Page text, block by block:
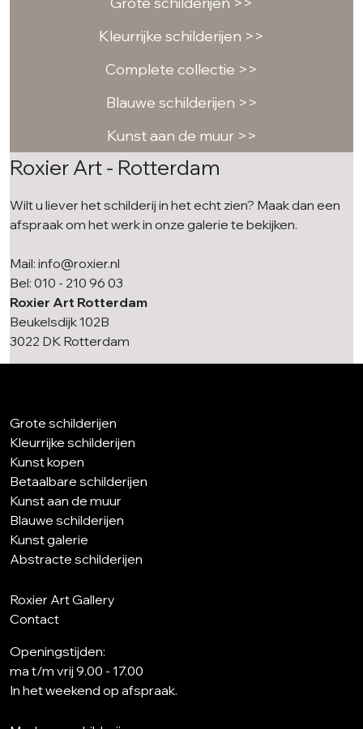
Kleurrijke schilderijen >>
Complete collectie >>
Blauwe schilderijen >>
Kunst aan de muur >>
Roxier Art - Rotterdam
Wilt u liever het schilderij in het echt zien? Maak dan een
afspraak om het werk in onze galerie te bekijken.
Mail: info@roxier.nl
Bel: 010 - 210 96 03
Roxier Art Rotterdam
Beukelsdijk 102B
3022 DK Rotterdam
Grote schilderijen
Kleurrijke schilderijen
Kunst kopen
Betaalbare schilderijen
Kunst aan de muur
Blauwe schilderijen
Kunst galerie
Abstracte schilderijen
Roxier Art Gallery
Contact
Openingstijden:
ma t/m vrij 9.00 - 17.00
In het weekend op afspraak.